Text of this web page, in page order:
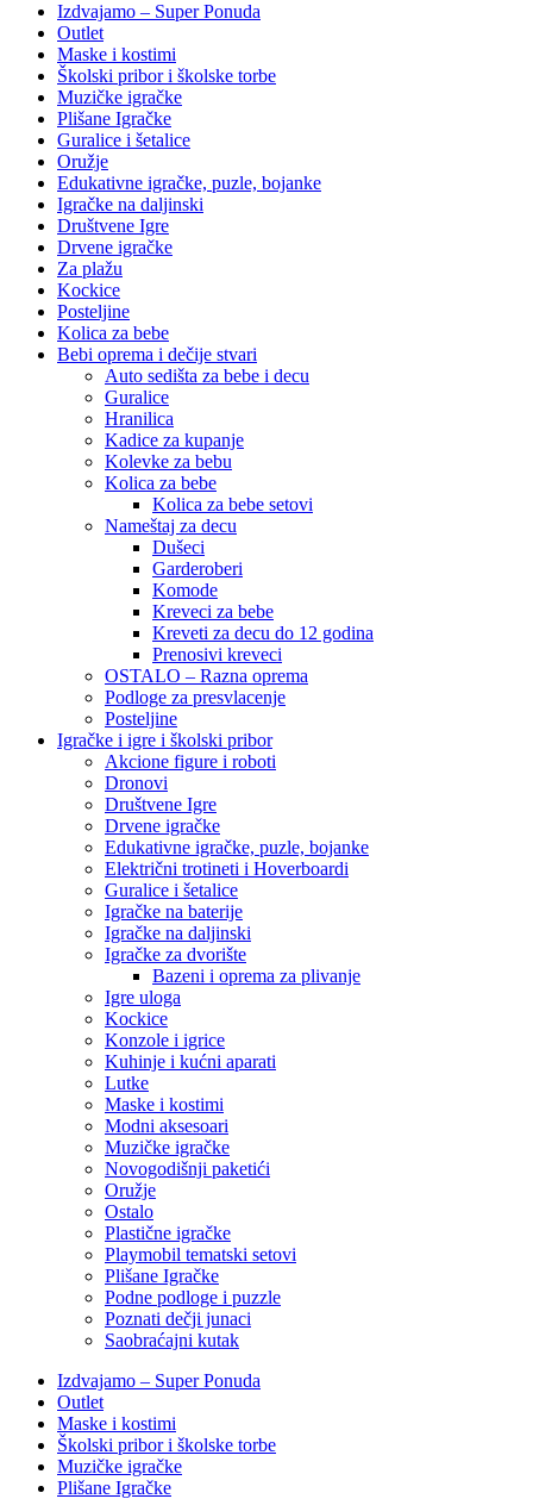
Izdvajamo – Super Ponuda
Outlet
Maske i kostimi
Školski pribor i školske torbe
Muzičke igračke
Plišane Igračke
Guralice i šetalice
Oružje
Edukativne igračke, puzle, bojanke
Igračke na daljinski
Društvene Igre
Drvene igračke
Za plažu
Kockice
Posteljine
Kolica za bebe
Bebi oprema i dečije stvari
Auto sedišta za bebe i decu
Guralice
Hranilica
Kadice za kupanje
Kolevke za bebu
Kolica za bebe
Kolica za bebe setovi
Nameštaj za decu
Dušeci
Garderoberi
Komode
Kreveci za bebe
Kreveti za decu do 12 godina
Prenosivi kreveci
OSTALO – Razna oprema
Podloge za presvlacenje
Posteljine
Igračke i igre i školski pribor
Akcione figure i roboti
Dronovi
Društvene Igre
Drvene igračke
Edukativne igračke, puzle, bojanke
Električni trotineti i Hoverboardi
Guralice i šetalice
Igračke na baterije
Igračke na daljinski
‎Igračke za dvorište
Bazeni i oprema za plivanje
Igre uloga
Kockice
Konzole i igrice
Kuhinje i kućni aparati
Lutke
Maske i kostimi
Modni aksesoari
Muzičke igračke
Novogodišnji paketići
Oružje
Ostalo
Plastične igračke
Playmobil tematski setovi
Plišane Igračke
Podne podloge i puzzle
Poznati dečji junaci
Saobraćajni kutak
Izdvajamo – Super Ponuda
Outlet
Maske i kostimi
Školski pribor i školske torbe
Muzičke igračke
Plišane Igračke